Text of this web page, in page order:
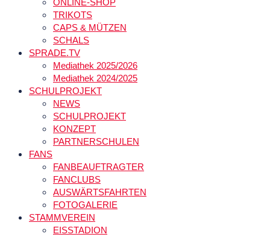
ONLINE-SHOP
TRIKOTS
CAPS & MÜTZEN
SCHALS
SPRADE.TV
Mediathek 2025/2026
Mediathek 2024/2025
SCHULPROJEKT
NEWS
SCHULPROJEKT
KONZEPT
PARTNERSCHULEN
FANS
FANBEAUFTRAGTER
FANCLUBS
AUSWÄRTSFAHRTEN
FOTOGALERIE
STAMMVEREIN
EISSTADION